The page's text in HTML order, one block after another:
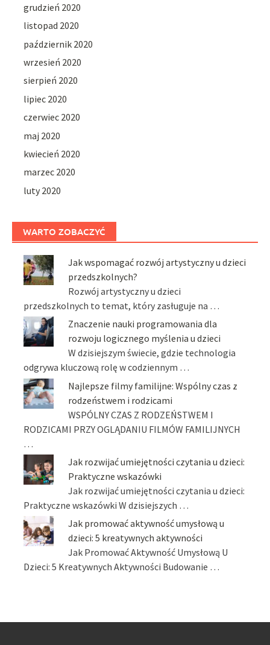
grudzień 2020
listopad 2020
październik 2020
wrzesień 2020
sierpień 2020
lipiec 2020
czerwiec 2020
maj 2020
kwiecień 2020
marzec 2020
luty 2020
WARTO ZOBACZYĆ
Jak wspomagać rozwój artystyczny u dzieci
przedszkolnych?
Rozwój artystyczny u dzieci
przedszkolnych to temat, który zasługuje na …
Znaczenie nauki programowania dla
rozwoju logicznego myślenia u dzieci
W dzisiejszym świecie, gdzie technologia
odgrywa kluczową rolę w codziennym …
Najlepsze filmy familijne: Wspólny czas z
rodzeństwem i rodzicami
WSPÓLNY CZAS Z RODZEŃSTWEM I
RODZICAMI PRZY OGLĄDANIU FILMÓW FAMILIJNYCH
…
Jak rozwijać umiejętności czytania u dzieci:
Praktyczne wskazówki
Jak rozwijać umiejętności czytania u dzieci:
Praktyczne wskazówki W dzisiejszych …
Jak promować aktywność umysłową u
dzieci: 5 kreatywnych aktywności
Jak Promować Aktywność Umysłową U
Dzieci: 5 Kreatywnych Aktywności Budowanie …